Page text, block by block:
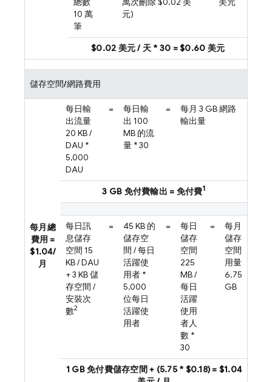
10 萬
筆
元)
$0.02 美元 / 天 * 30 = $0.60 美元
儲存空間/網路費用
每月總
費用 =
$1.04/
月
每日輸
出流量
20 KB /
DAU *
5,000
DAU
=
每日輸
出 100
MB 的流
量 * 30
=
每月 3 GB 網路
輸出量
3 GB 免付費輸出 = 免付費1
每日訊
息儲存
空間 15
KB / DAU
+ 3 KB 儲
存空間 /
安裝次
數2
=
45 KB 的
儲存空
間 / 每日
活躍使
用者 *
5,000
位每日
活躍使
用者
=
每日
儲存
空間
225
MB /
每日
活躍
使用
者人
數 *
30
=
每月
儲存
空間
用量
6.75
GB
1 GB 免付費儲存空間 + (5.75 * $0.18) = $1.04